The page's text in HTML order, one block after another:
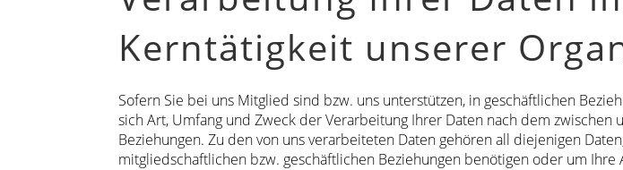
Kerntätigkeit unserer
Sofern Sie bei uns Mitglied sind bzw. uns unterstützen, in geschäftlichen
sich Art, Umfang und Zweck der Verarbeitung Ihrer Daten nach dem
Beziehungen. Zu den von uns verarbeiteten Daten gehören all diejenigen
mitgliedschaftlichen bzw. geschäftlichen Beziehungen benötigen oder um